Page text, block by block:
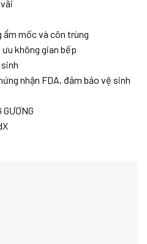
ẩm mốc và côn trùng
không gian bếp
nhận FDA, đảm bảo vệ sinh